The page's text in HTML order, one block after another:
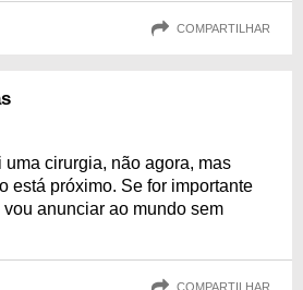
COMPARTILHAR
uma cirurgia, não agora, mas
está próximo. Se for importante
anunciar ao mundo sem
COMPARTILHAR